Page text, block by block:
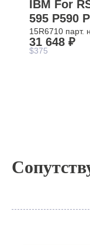
IBM For
595 P590
595 9406-
15R6710 парт.
31 648 ₽
$375